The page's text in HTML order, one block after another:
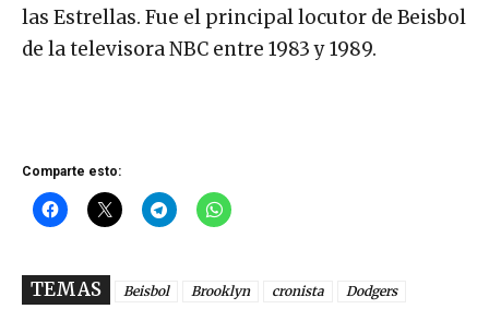
las Estrellas. Fue el principal locutor de Beisbol
de la televisora NBC entre 1983 y 1989.
Comparte esto:
TEMAS Beisbol Brooklyn cronista
Dodgers